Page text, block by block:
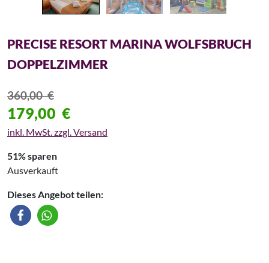
PRECISE RESORT MARINA WOLFSBRUCH
DOPPELZIMMER
360,00€
179,00 €
inkl. MwSt. zzgl. Versand
51% sparen
Ausverkauft
Dieses Angebot teilen: